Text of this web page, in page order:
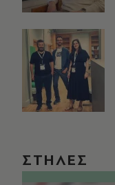
ΣΤΗΛΕΣ